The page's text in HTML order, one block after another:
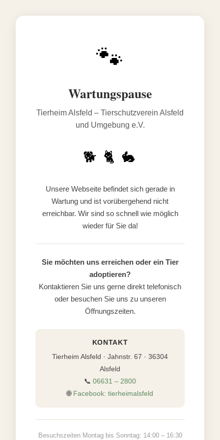
🐾
Wartungspause
Tierheim Alsfeld – Tierschutzverein Alsfeld
und Umgebung e.V.
🐕 🐈 🐇
Unsere Webseite befindet sich gerade in
Wartung und ist vorübergehend nicht
erreichbar. Wir sind so schnell wie möglich
wieder für Sie da!
Sie möchten uns erreichen oder ein Tier
adoptieren?
Kontaktieren Sie uns gerne direkt telefonisch
oder besuchen Sie uns zu unseren
Öffnungszeiten.
KONTAKT
Tierheim Alsfeld · Jahnstr. 67 · 36304
Alsfeld
📞 06631 – 2800
🌐 Facebook: tierheimalsfeld
Besuchszeiten Montag bis Sonntag: 14:00 – 16:30